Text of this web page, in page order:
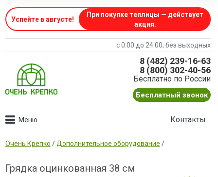
Успейте в августе!
При покупке теплицы — действует
акция.
с 0:00 до 24:00, без выходных
8 (482) 239-16-63
8 (800) 302-40-56
Бесплатно по России
Бесплатный звонок
Контакты
Очень Крепко / Дополнительное оборудование /
Грядка оцинкованная 38 см